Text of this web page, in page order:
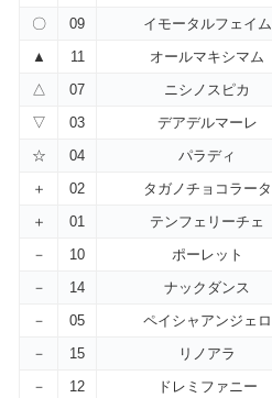
〇
09 イモータルフェイム
▲
11 オールマキシマム
△
07 ニシノスピカ
▽
03 デアデルマーレ
☆
04 パラディ
＋
02 タガノチョコラータ
＋
01 テンフェリーチェ
－
10 ポーレット
－
14 ナックダンス
－
05 ペイシャアンジェロ
－
15 リノアラ
－
12 ドレミファニー